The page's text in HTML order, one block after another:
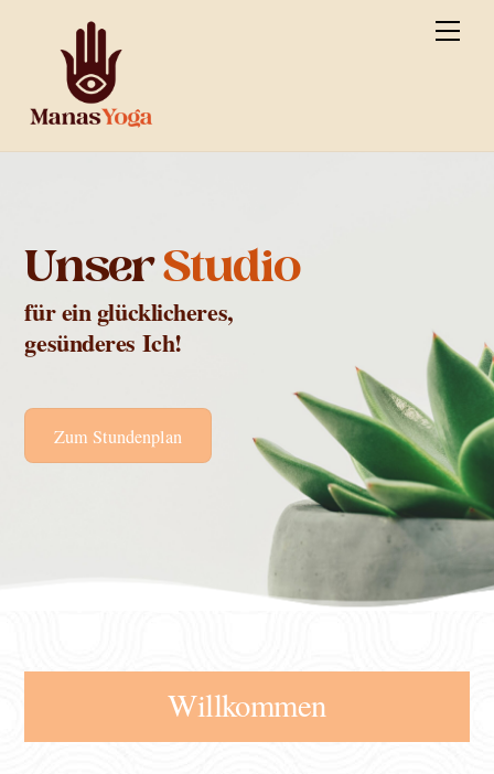
UnserStudio
für ein glücklicheres,
gesünderes Ich!
Zum Stundenplan
Willkommen